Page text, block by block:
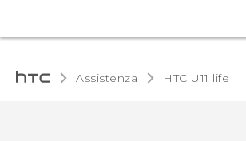
Assistenza HTC U11 life‎